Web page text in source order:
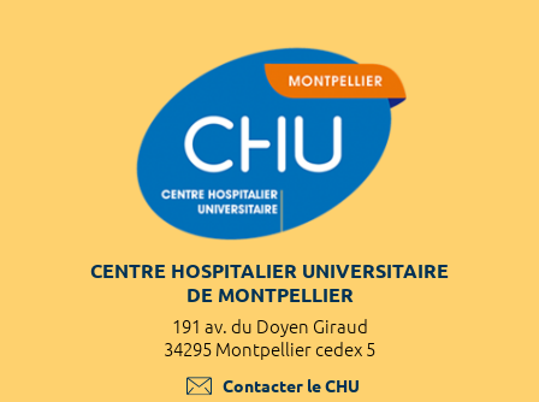
CENTRE HOSPITALIER UNIVERSITAIRE
DE MONTPELLIER
191 av. du Doyen Giraud
34295 Montpellier cedex 5
Contacter le CHU